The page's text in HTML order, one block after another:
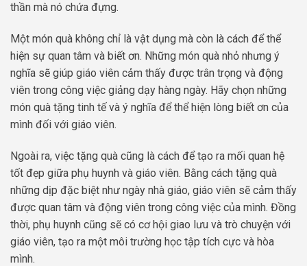
thần mà nó chứa đựng.
Một món quà không chỉ là vật dụng mà còn là cách để thể
hiện sự quan tâm và biết ơn. Những món quà nhỏ nhưng ý
nghĩa sẽ giúp giáo viên cảm thấy được trân trọng và động
viên trong công việc giảng dạy hàng ngày. Hãy chọn những
món quà tặng tinh tế và ý nghĩa để thể hiện lòng biết ơn của
mình đối với giáo viên.
Ngoài ra, việc tặng quà cũng là cách để tạo ra mối quan hệ
tốt đẹp giữa phụ huynh và giáo viên. Bằng cách tặng quà
những dịp đặc biệt như ngày nhà giáo, giáo viên sẽ cảm thấy
được quan tâm và động viên trong công việc của mình. Đồng
thời, phụ huynh cũng sẽ có cơ hội giao lưu và trò chuyện với
giáo viên, tạo ra một môi trường học tập tích cực và hòa
mình.